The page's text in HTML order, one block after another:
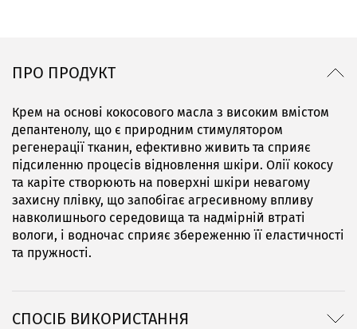
ПРО ПРОДУКТ
Крем на основі кокосового масла з високим вмістом
депантенолу, що є природним стимулятором
регенерації тканин, ефективно живить та сприяє
підсиленню процесів відновлення шкіри. Олії кокосу
та каріте створюють на поверхні шкіри невагому
захисну плівку, що запобігає агресивному впливу
навколишнього середовища та надмірній втраті
вологи, і водночас сприяє збереженню її еластичності
та пружності.
СПОСІБ ВИКОРИСТАННЯ